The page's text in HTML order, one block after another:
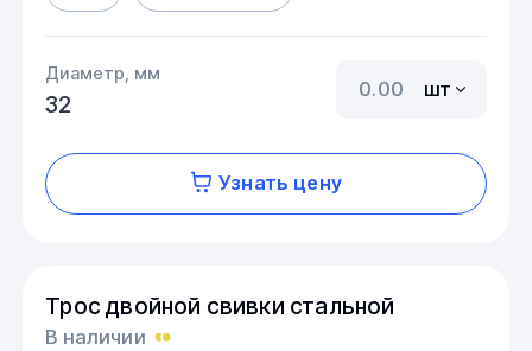
Диаметр, мм
32
шт
Узнать цену
Трос двойной свивки стальной
В наличии